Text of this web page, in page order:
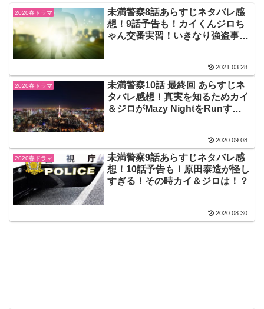
2020春ドラマ
未満警察8話あらすじネタバレ感
想！9話予告も！カイくんジロち
ゃん交番実習！いきなり強盗事
2021.03.28
2020春ドラマ
未満警察10話 最終回 あらすじネ
タバレ感想！真実を知るためカイ
＆ジロがMazy NightをRunす
2020.09.08
2020春ドラマ
未満警察9話あらすじネタバレ感
想！10話予告も！原田泰造が怪し
すぎる！その時カイ＆ジロは！？
2020.08.30